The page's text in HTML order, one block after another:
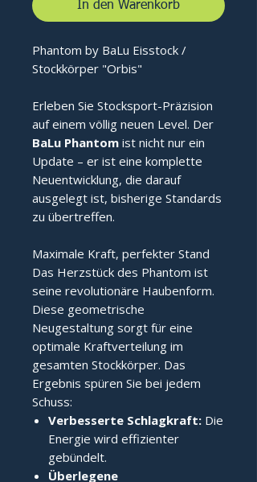
In den Warenkorb
Phantom by BaLu Eisstock /
Stockkörper "Orbis"
Erleben Sie Stocksport-Präzision
auf einem völlig neuen Level. Der
BaLu Phantom ist nicht nur ein
Update – er ist eine komplette
Neuentwicklung, die darauf
ausgelegt ist, bisherige Standards
zu übertreffen.
Maximale Kraft, perfekter Stand
Das Herzstück des Phantom ist
seine revolutionäre Haubenform.
Diese geometrische
Neugestaltung sorgt für eine
optimale Kraftverteilung im
gesamten Stockkörper. Das
Ergebnis spüren Sie bei jedem
Schuss:
Verbesserte Schlagkraft: Die
Energie wird effizienter
gebündelt.
Überlegene